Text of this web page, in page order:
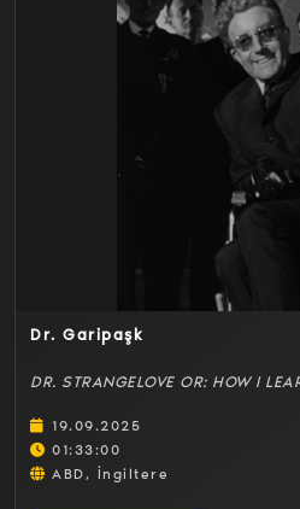
Dr. Garipaşk
DR. STRANGELOVE OR: HOW I
19.09.2025
01:33:00
ABD, İngiltere